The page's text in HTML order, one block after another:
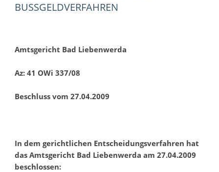
BUSSGELDVERFAHREN
Amtsgericht Bad Liebenwerda
Az: 41 OWi 337/08
Beschluss vom 27.04.2009
In dem gerichtlichen Entscheidungsverfahren hat
das Amtsgericht Bad Liebenwerda am 27.04.2009
beschlossen: